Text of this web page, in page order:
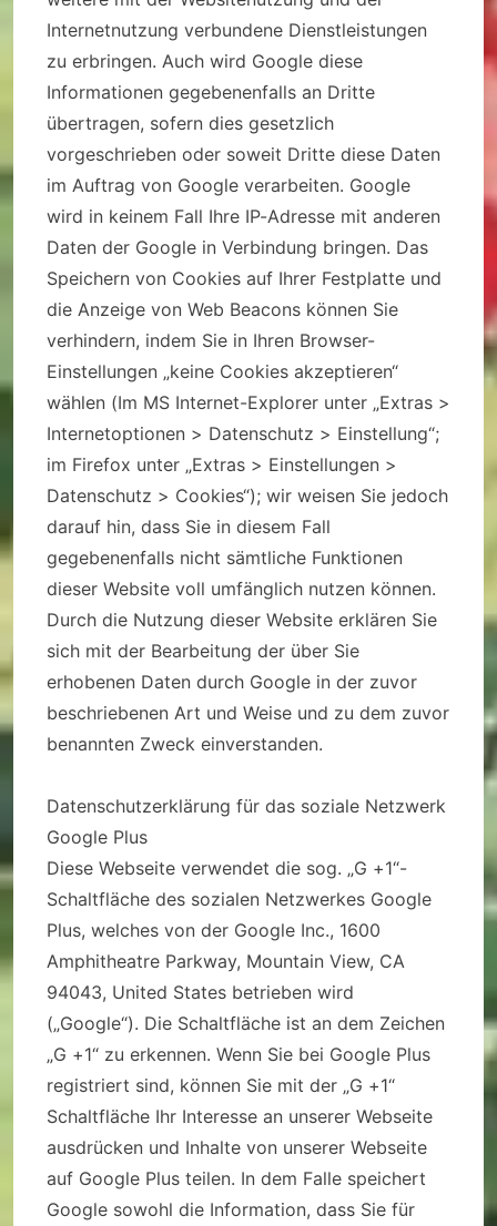
Internetnutzung verbundene Dienstleistungen
zu erbringen. Auch wird Google diese
Informationen gegebenenfalls an Dritte
übertragen, sofern dies gesetzlich
vorgeschrieben oder soweit Dritte diese Daten
im Auftrag von Google verarbeiten. Google
wird in keinem Fall Ihre IP-Adresse mit anderen
Daten der Google in Verbindung bringen. Das
Speichern von Cookies auf Ihrer Festplatte und
die Anzeige von Web Beacons können Sie
verhindern, indem Sie in Ihren Browser-
Einstellungen „keine Cookies akzeptieren“
wählen (Im MS Internet-Explorer unter „Extras >
Internetoptionen > Datenschutz > Einstellung“;
im Firefox unter „Extras > Einstellungen >
Datenschutz > Cookies“); wir weisen Sie jedoch
darauf hin, dass Sie in diesem Fall
gegebenenfalls nicht sämtliche Funktionen
dieser Website voll umfänglich nutzen können.
Durch die Nutzung dieser Website erklären Sie
sich mit der Bearbeitung der über Sie
erhobenen Daten durch Google in der zuvor
beschriebenen Art und Weise und zu dem zuvor
benannten Zweck einverstanden.
Datenschutzerklärung für das soziale Netzwerk
Google Plus
Diese Webseite verwendet die sog. „G +1“-
Schaltfläche des sozialen Netzwerkes Google
Plus, welches von der Google Inc., 1600
Amphitheatre Parkway, Mountain View, CA
94043, United States betrieben wird
(„Google“). Die Schaltfläche ist an dem Zeichen
„G +1“ zu erkennen. Wenn Sie bei Google Plus
registriert sind, können Sie mit der „G +1“
Schaltfläche Ihr Interesse an unserer Webseite
ausdrücken und Inhalte von unserer Webseite
auf Google Plus teilen. In dem Falle speichert
Google sowohl die Information, dass Sie für